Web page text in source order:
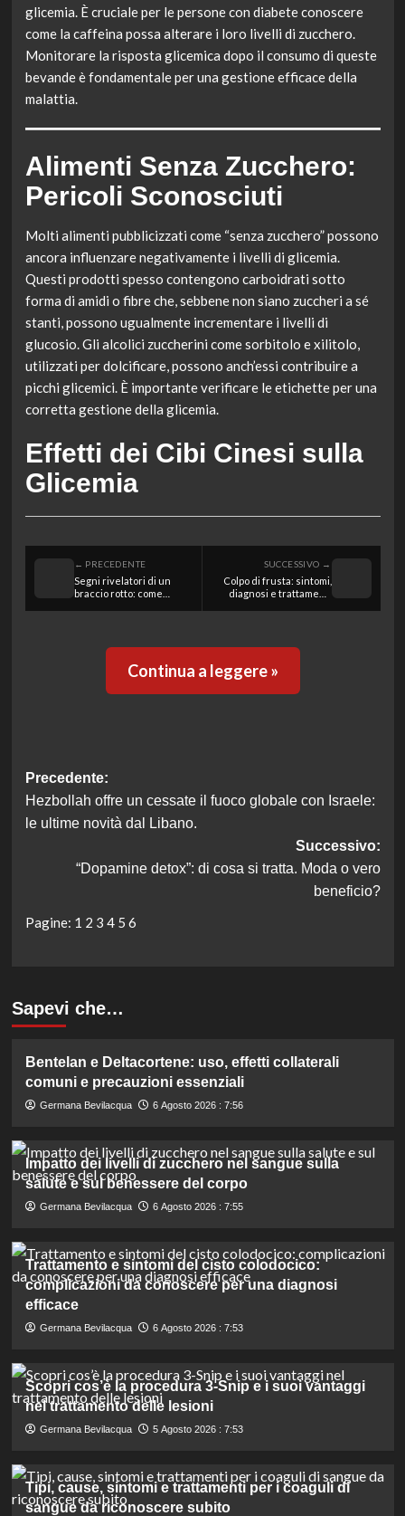
glicemia. È cruciale per le persone con diabete conoscere
come la caffeina possa alterare i loro livelli di zucchero.
Monitorare la risposta glicemica dopo il consumo di queste
bevande è fondamentale per una gestione efficace della
malattia.
Alimenti Senza Zucchero:
Pericoli Sconosciuti
Molti alimenti pubblicizzati come “senza zucchero” possono
ancora influenzare negativamente i livelli di glicemia.
Questi prodotti spesso contengono carboidrati sotto
forma di amidi o fibre che, sebbene non siano zuccheri a sé
stanti, possono ugualmente incrementare i livelli di
glucosio. Gli alcolici zuccherini come sorbitolo e xilitolo,
utilizzati per dolcificare, possono anch’essi contribuire a
picchi glicemici. È importante verificare le etichette per una
corretta gestione della glicemia.
Effetti dei Cibi Cinesi sulla
Glicemia
← PRECEDENTE
Segni rivelatori di un
braccio rotto: come
SUCCESSIVO →
Colpo di frusta: sintomi,
diagnosi e trattamenti
Continua a leggere »
Navigazione
articolo
Precedente:
Hezbollah offre un cessate il fuoco globale con Israele:
le ultime novità dal Libano.
Successivo:
“Dopamine detox”: di cosa si tratta. Moda o vero
beneficio?
Pagine: 1 2 3 4 5 6
Sapevi che…
Bentelan e Deltacortene: uso, effetti collaterali
comuni e precauzioni essenziali
Germana Bevilacqua 6 Agosto 2026 : 7:56
Impatto dei livelli di zucchero nel sangue sulla
salute e sul benessere del corpo
Germana Bevilacqua 6 Agosto 2026 : 7:55
Trattamento e sintomi del cisto colodocico:
complicazioni da conoscere per una diagnosi
efficace
Germana Bevilacqua 6 Agosto 2026 : 7:53
Scopri cos’è la procedura 3-Snip e i suoi vantaggi
nel trattamento delle lesioni
Germana Bevilacqua 5 Agosto 2026 : 7:53
Tipi, cause, sintomi e trattamenti per i coaguli di
sangue da riconoscere subito